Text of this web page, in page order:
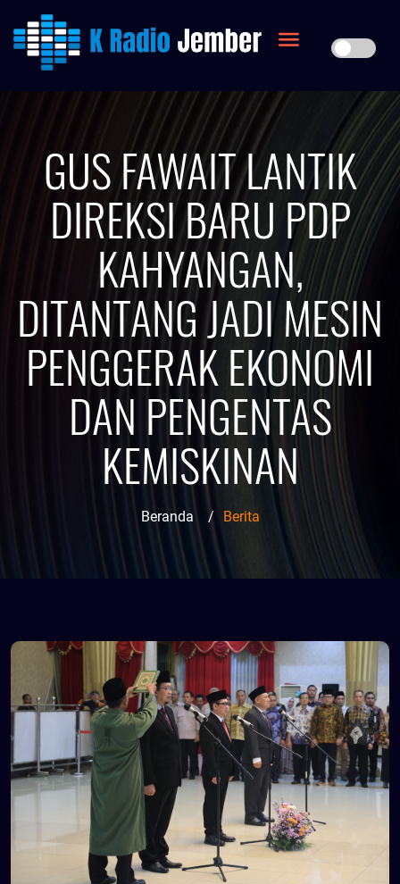
GUS FAWAIT LANTIK
DIREKSI BARU PDP
KAHYANGAN,
DITANTANG JADI MESIN
PENGGERAK EKONOMI
DAN PENGENTAS
KEMISKINAN
Beranda / Berita